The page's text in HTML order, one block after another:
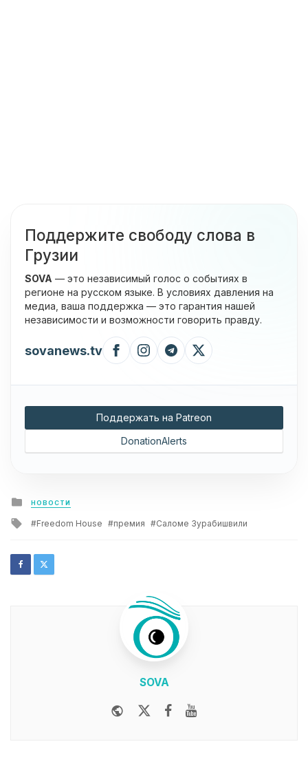
Поддержите свободу слова в
Грузии
SOVA — это независимый голос о событиях в
регионе на русском языке. В условиях давления на
медиа, ваша поддержка — это гарантия нашей
независимости и возможности говорить правду.
sovanews.tv
Поддержать на Patreon
DonationAlerts
Posted
in
НОВОСТИ
Tagged
Freedom House премия Саломе Зурабишвили
SOVA
WebsiteTwitterFacebook